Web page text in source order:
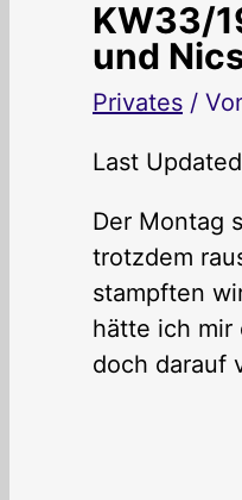
KW33/
und
Privates /
Last
Der Montag
trotzdem
stampften
hätte ich mir
doch darauf